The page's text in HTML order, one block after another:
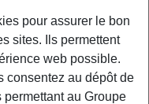
du patient qui est
pour assurer le bon
sites. Ils permettent
web possible.
consentez au dépôt de
au Groupe